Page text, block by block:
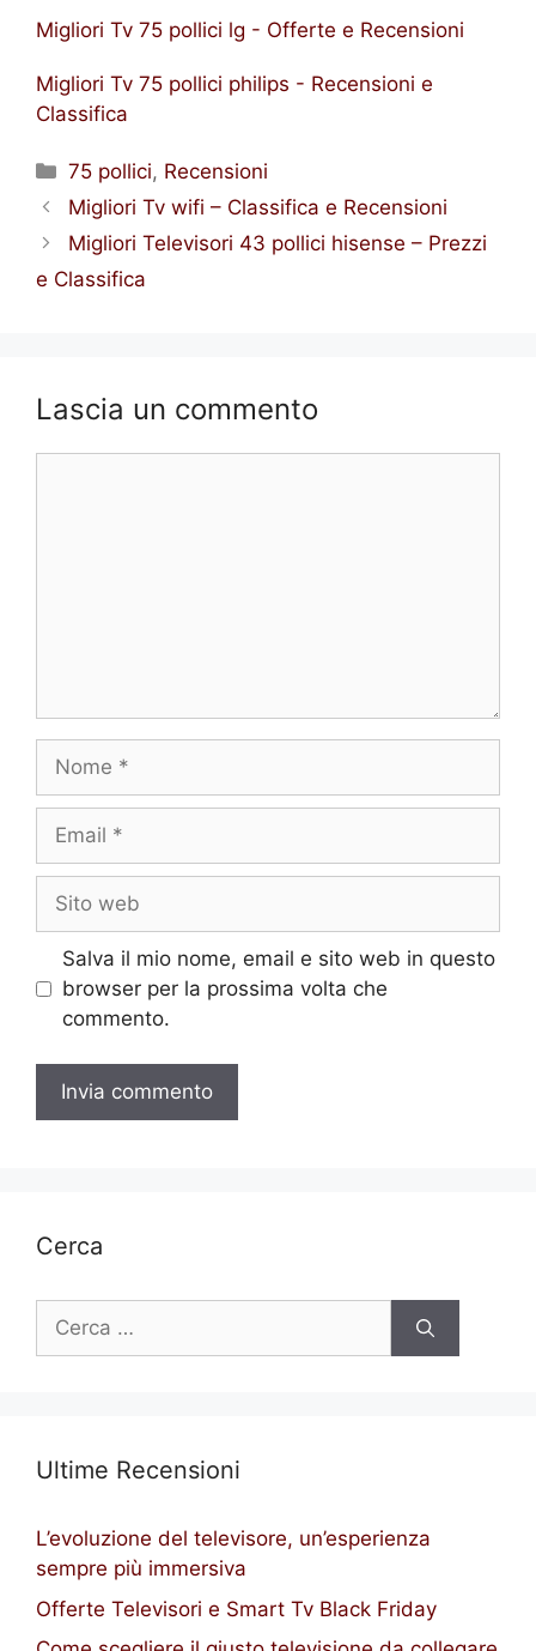
Migliori Tv 75 pollici lg - Offerte e Recensioni
Migliori Tv 75 pollici philips - Recensioni e
Classifica
Categorie
75 pollici, Recensioni
Migliori Tv wifi – Classifica e Recensioni
Migliori Televisori 43 pollici hisense – Prezzi
e Classifica
Lascia un commento
web
Salva il mio nome, email e sito web in questo
browser per la prossima volta che
commento.
Cerca
Ricerca
Ultime Recensioni
L’evoluzione del televisore, un’esperienza
sempre più immersiva
Offerte Televisori e Smart Tv Black Friday